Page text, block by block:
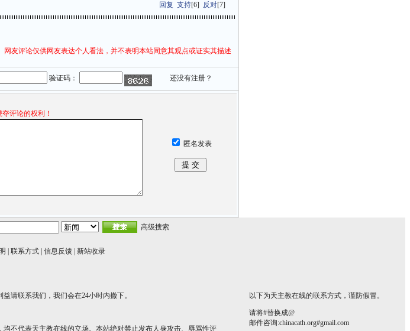
回复 支持[6] 反对[7]
网友评论仅供网友表达个人看法，并不表明本站同意其观点或证实其描述
验证码： 还没有注册？
评论的权利！
匿名发表
高级搜索
联系方式 信息反馈 新站收录
请联系我们，我们会在24小时内撤下。
不代表天主教在线的立场。本站绝对禁止发布人身攻击、辱骂性评
以下为天主教在线的联系方式，谨防假冒。
请将#替换成@
邮件咨询:chinacath.org#gmail.com